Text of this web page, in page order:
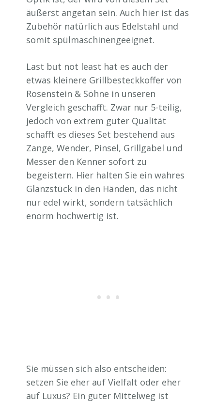
äußerst angetan sein. Auch hier ist das
Zubehör natürlich aus Edelstahl und
somit spülmaschinengeeignet.
Last but not least hat es auch der
etwas kleinere Grillbesteckkoffer von
Rosenstein & Söhne in unseren
Vergleich geschafft. Zwar nur 5-teilig,
jedoch von extrem guter Qualität
schafft es dieses Set bestehend aus
Zange, Wender, Pinsel, Grillgabel und
Messer den Kenner sofort zu
begeistern. Hier halten Sie ein wahres
Glanzstück in den Händen, das nicht
nur edel wirkt, sondern tatsächlich
enorm hochwertig ist.
Sie müssen sich also entscheiden:
setzen Sie eher auf Vielfalt oder eher
auf Luxus? Ein guter Mittelweg ist